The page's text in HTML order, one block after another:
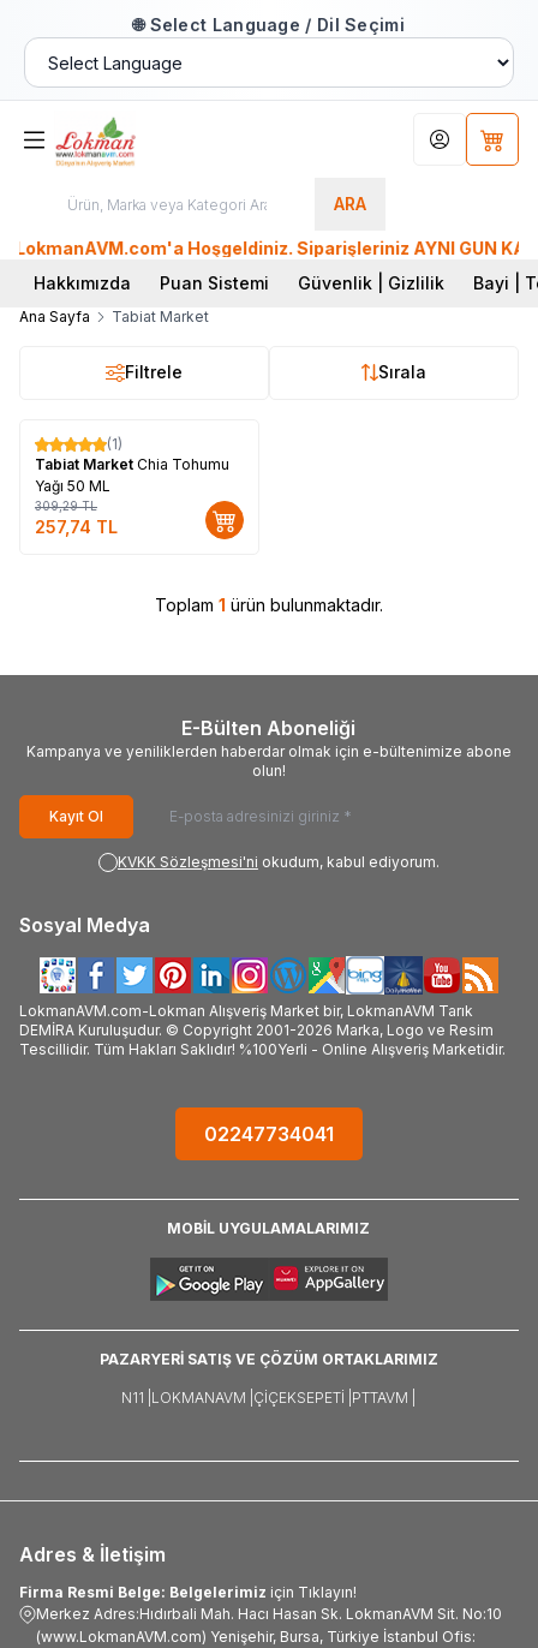
🌐 Select Language / Dil Seçimi
ARA
Hesabım
LokmanAVM.com'a Hoşgeldiniz. Siparişleriniz AYNI GÜN
Hakkımızda
Puan Sistemi Güvenlik | Gizlilik Bayi |
Ana Sayfa Tabiat Market
Filtrele Sırala
%17
(1)
Tabiat Market Chia Tohumu
Yağı 50 ML
309,29TL
257,74 TL
Toplam 1 ürün bulunmaktadır.
E-Bülten Aboneliği
Kampanya ve yeniliklerden haberdar olmak için e-bültenimize abone
olun!
Kayıt Ol
KVKK Sözleşmesi'ni okudum, kabul ediyorum.
Sosyal Medya
LokmanAVM.com-Lokman Alışveriş Market bir, LokmanAVM Tarık
DEMİRA Kuruluşudur. © Copyright 2001-2026 Marka, Logo ve Resim
Tescillidir. Tüm Hakları Saklıdır! %100Yerli - Online Alışveriş Marketidir.
02247734041
MOBİL UYGULAMALARIMIZ
PAZARYERİ SATIŞ VE ÇÖZÜM ORTAKLARIMIZ
N11 | LOKMANAVM | ÇIÇEKSEPETI | PTTAVM |
Adres & İletişim
Firma Resmi Belge: Belgelerimiz için Tıklayın!
Merkez Adres:Hıdırbali Mah. Hacı Hasan Sk. LokmanAVM Sit. No:10
(www.LokmanAVM.com) Yenişehir, Bursa, Türkiye İstanbul Ofis: